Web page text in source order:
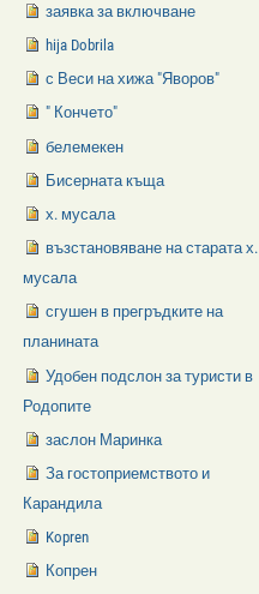
заявка за включване
hija Dobrila
с Веси на хижа "Яворов"
" Кончето"
белемекен
Бисерната къща
х. мусала
възстановяване на старата х.
мусала
сгушен в прегръдките на
планината
Удобен подслон за туристи в
Родопите
заслон Маринка
За гостоприемството и
Карандила
Kopren
Копрен